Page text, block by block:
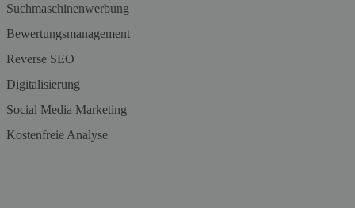
Suchmaschinenwerbung
Bewertungsmanagement
Reverse SEO
Digitalisierung
Social Media Marketing
Kostenfreie Analyse